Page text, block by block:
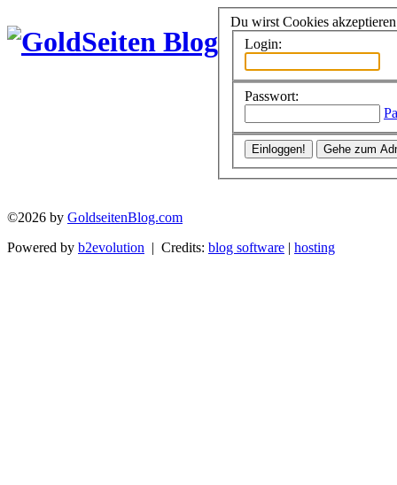
Du wirst Cookies
Login:
Passwort:
©2026 by GoldseitenBlog.com
Powered by b2evolution | Credits: blog software | hosting